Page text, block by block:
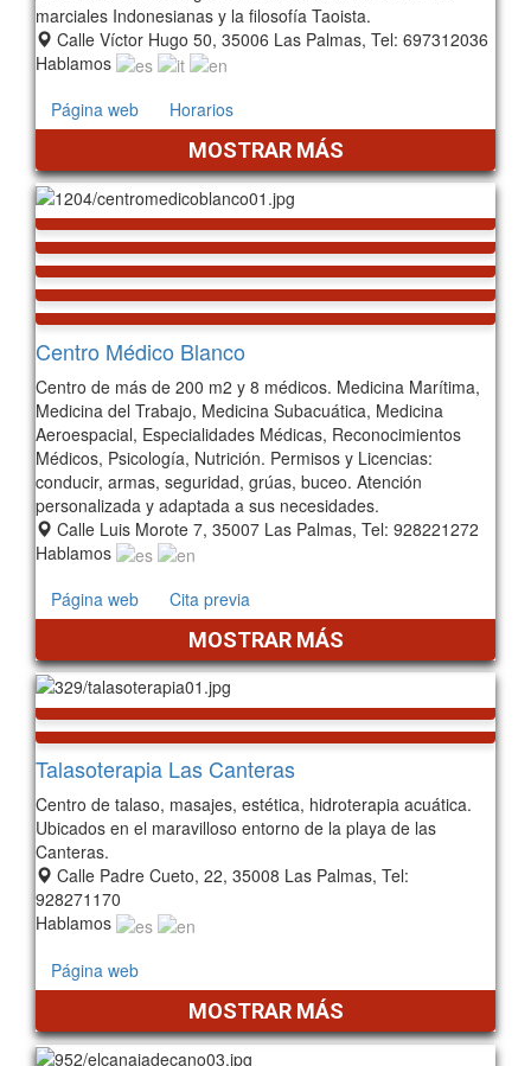
marciales Indonesianas y la filosofía Taoista.
Calle Víctor Hugo 50, 35006 Las Palmas, Tel: 697312036
Hablamos
Página web
Horarios
MOSTRAR MÁS
Centro Médico Blanco
Centro de más de 200 m2 y 8 médicos. Medicina Marítima,
Medicina del Trabajo, Medicina Subacuática, Medicina
Aeroespacial, Especialidades Médicas, Reconocimientos
Médicos, Psicología, Nutrición. Permisos y Licencias:
conducir, armas, seguridad, grúas, buceo. Atención
personalizada y adaptada a sus necesidades.
Calle Luis Morote 7, 35007 Las Palmas, Tel: 928221272
Hablamos
Página web
Cita previa
MOSTRAR MÁS
Talasoterapia Las Canteras
Centro de talaso, masajes, estética, hidroterapia acuática.
Ubicados en el maravilloso entorno de la playa de las
Canteras.
Calle Padre Cueto, 22, 35008 Las Palmas, Tel:
928271170
Hablamos
Página web
MOSTRAR MÁS